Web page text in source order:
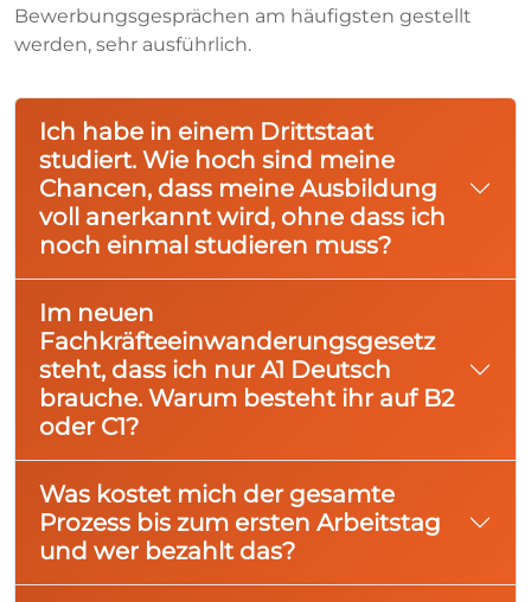
Bewerbungsgesprächen am häufigsten gestellt
werden, sehr ausführlich.
Ich habe in einem Drittstaat
studiert. Wie hoch sind meine
Chancen, dass meine Ausbildung
voll anerkannt wird, ohne dass ich
noch einmal studieren muss?
Im neuen
Fachkräfteeinwanderungsgesetz
steht, dass ich nur A1 Deutsch
brauche. Warum besteht ihr auf B2
oder C1?
Was kostet mich der gesamte
Prozess bis zum ersten Arbeitstag
und wer bezahlt das?